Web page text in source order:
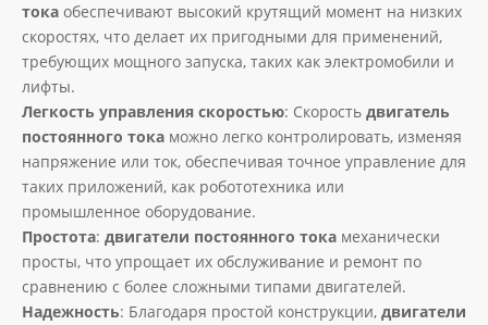
тока обеспечивают высокий крутящий момент на низких
скоростях, что делает их пригодными для применений,
требующих мощного запуска, таких как электромобили и
лифты.
Легкость управления скоростью: Скорость двигатель
постоянного тока можно легко контролировать, изменяя
напряжение или ток, обеспечивая точное управление для
таких приложений, как робототехника или
промышленное оборудование.
Простота: двигатели постоянного тока механически
просты, что упрощает их обслуживание и ремонт по
сравнению с более сложными типами двигателей.
Надежность: Благодаря простой конструкции, двигатели